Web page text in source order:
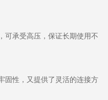
可承受高压，保证长期使用不
固性，又提供了灵活的连接方